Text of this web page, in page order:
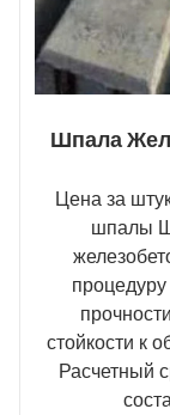
Шпала
Цена за
шпалы
стойкости к
Расчетный